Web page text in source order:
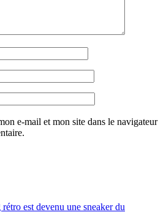
e-mail et mon site dans le navigateur
est devenu une sneaker du